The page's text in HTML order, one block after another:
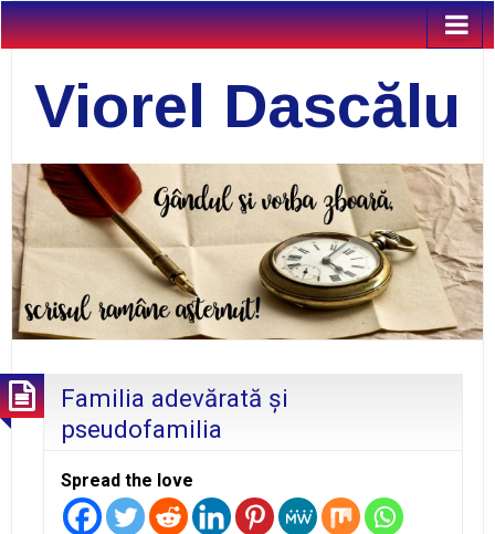
Viorel Dascălu
Familia adevărată şi
pseudofamilia
Spread the love